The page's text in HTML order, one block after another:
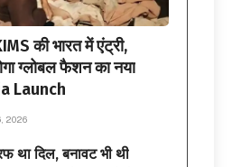
की भारत में एंट्री,
ग्लोबल फैशन का नया
Launch
2026
था दिल, बनावट भी थी